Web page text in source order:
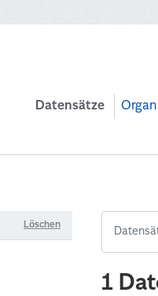
Datensätze
Löschen
1